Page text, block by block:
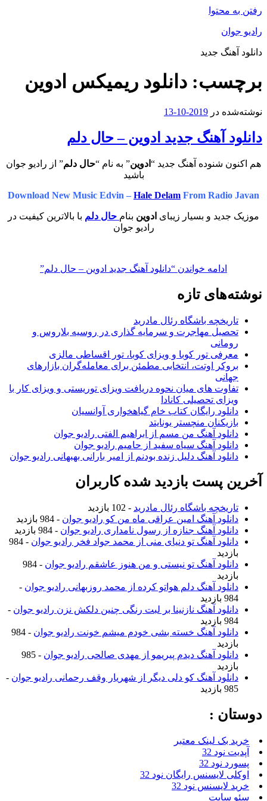
رفتن به محتوا
رادیو جوان
دانلود آهنگ جدید
برچسب: دانلود ریمیکس ادوین
نوشته‌شده در 2019-10-13
دانلود آهنگ جدید ادوین – حال دلم
هم اکنون شنوده آهنگ جدید “ ادوین” به نام “حال دلم” از رادیو جوان
باشید
Download New Music Edvin – Hale Delam From Radio Javan
موزیک جدید و بسیار زیبای ادوین بنام حال دلم با بالاترین کیفیت در
رادیو جوان
ادامه خواندن “دانلود آهنگ جدید ادوین – حال دلم”
نوشته‌های تازه
تاریخچه باشگاه رئال مادرید
تحصیل مهاجرت و سرمایه گذاری در روسیه بلاروس و
رومانی
معرفی تور کوبا و ویزای کوبا، تور اقساطی مالزی
بروکر اوتت، انتخابی مطمئن برای معامله‌گران بازارهای
جهانی
تفاوت های میان نحوه دریافت ویزای توریستی و ویزای کار با
ویزای تحصیلی کانادا
دانلود رایگان کتاب خام گیاهخواری آوانسیان
بازیکنان منچستر یونایتد
دانلود آهنگ من مسم از ابراهیم الفتی رادیو جوان
دانلود آهنگ سیاه سفید از حامیم رادیو جوان
دانلود آهنگ دلیل زنده بودنم از امیر بارانی بهبهانی رادیو جوان
آخرین پست بازدید شده کاربران
تاریخچه باشگاه رئال مادرید - 102 بازدید
دانلود آهنگ امین عراقی ماه من کو رادیو جوان - 984 بازدید
دانلود آهنگ جنازه از رسول نامداری رادیو جوان - 984 بازدید
دانلود آهنگ تو دنیای منی از محمد جواد فخر رادیو جوان
- 984
بازدید
دانلود آهنگ تو نیستی و من هنوز عاشقم رادیو جوان
- 984
بازدید
دانلود آهنگ دلم هواتو کرده از محمد روزبهانی رادیو جوان -
984 بازدید
دانلود آهنگ نازنینا بر لبت رنگی چنین دلکش نزن رادیو جوان -
984 بازدید
دانلود آهنگ خسته بشی خودم میشم خونت رادیو جوان
- 984
بازدید
دانلود آهنگ دیدم پیریمو از مهدی صالحی رادیو جوان
- 985
بازدید
دانلود آهنگ کو دلی دیگر از شهریار وقف رحمانی رادیو جوان -
985 بازدید
دوستان :
خرید بک لینک معتبر
آپدیت نود 32
پسورد نود 32
اوکلی لایسنس رایگان نود 32
خرید لایسنس نود 32
سئو سایت